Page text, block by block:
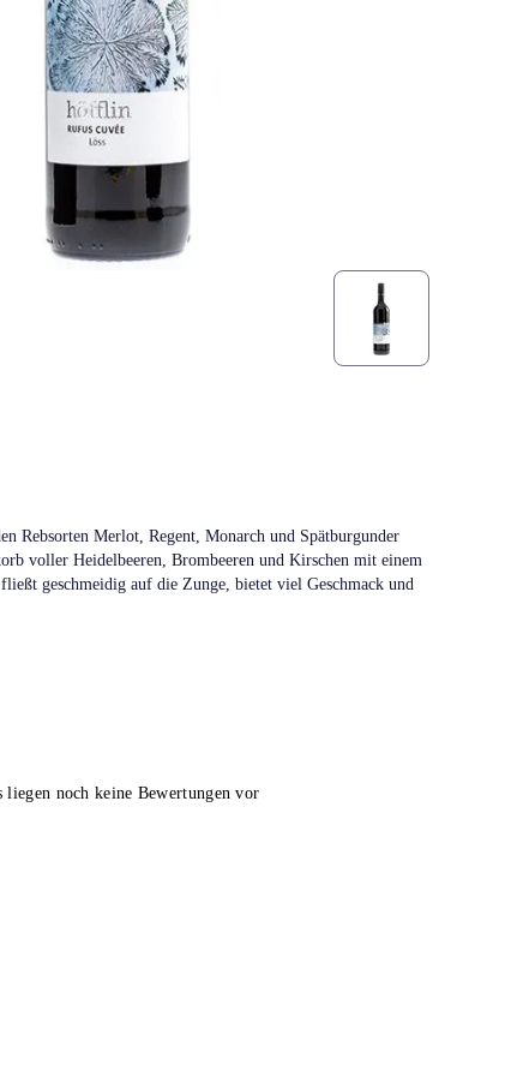
Rebsorten Merlot, Regent, Monarch und Spätburgunder
voller Heidelbeeren, Brombeeren und Kirschen mit einem
geschmeidig auf die Zunge, bietet viel Geschmack und
liegen noch keine Bewertungen vor